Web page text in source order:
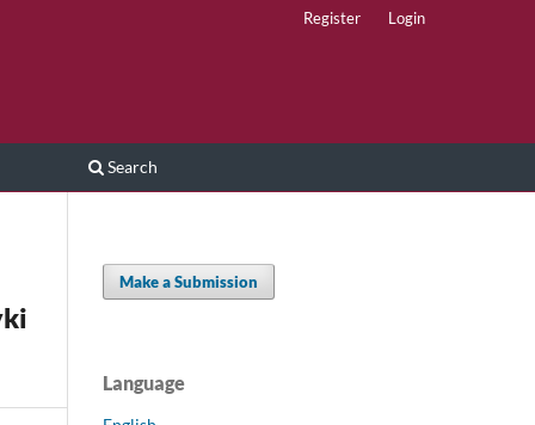
Search
Register Login
Make a Submission
Language